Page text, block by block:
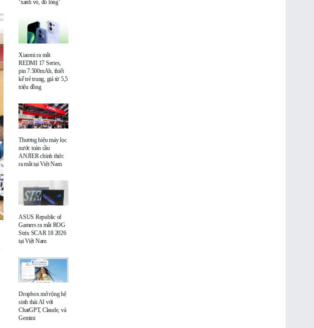
‘xanh vỏ, đỏ lòng’
Xiaomi ra mắt
REDMI 17 Series,
pin 7.500mAh, thiết
kế trẻ trung, giá từ 5,5
triệu đồng
Thương hiệu máy lọc
nước toàn cầu
ANJIER chính thức
ra mắt tại Việt Nam
ASUS Republic of
Gamers ra mắt ROG
Strix SCAR 18 2026
tại Việt Nam
Dropbox mở rộng hệ
sinh thái AI với
ChatGPT, Claude, và
Gemini